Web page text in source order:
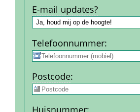
E-mail updates?
Telefoon­nummer:
Post­code: